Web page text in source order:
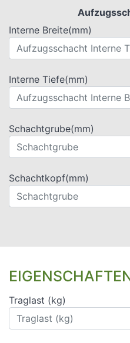
Interne Breite(mm)
Interne Tiefe(mm)
Schachtgrube(mm)
Schachtkopf(mm)
Traglast (kg)